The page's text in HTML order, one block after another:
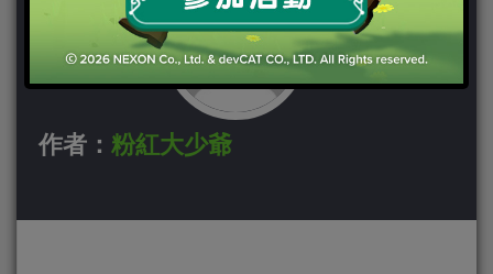
作者： 粉紅大少爺